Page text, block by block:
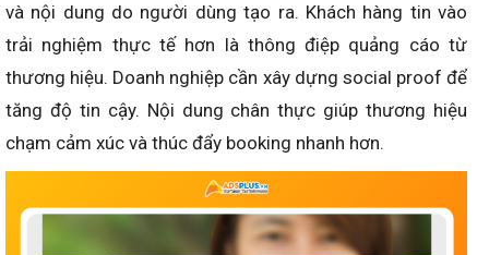
và nội dung do người dùng tạo ra. Khách hàng tin vào
trải nghiệm thực tế hơn là thông điệp quảng cáo từ
thương hiệu. Doanh nghiệp cần xây dựng social proof để
tăng độ tin cậy. Nội dung chân thực giúp thương hiệu
chạm cảm xúc và thúc đẩy booking nhanh hơn.